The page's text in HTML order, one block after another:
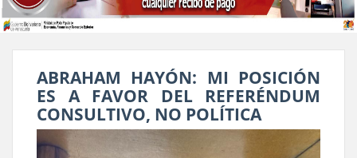
ABRAHAM HAYÓN: MI POSICIÓN
ES A FAVOR DEL REFERÉNDUM
CONSULTIVO, NO POLÍTICA